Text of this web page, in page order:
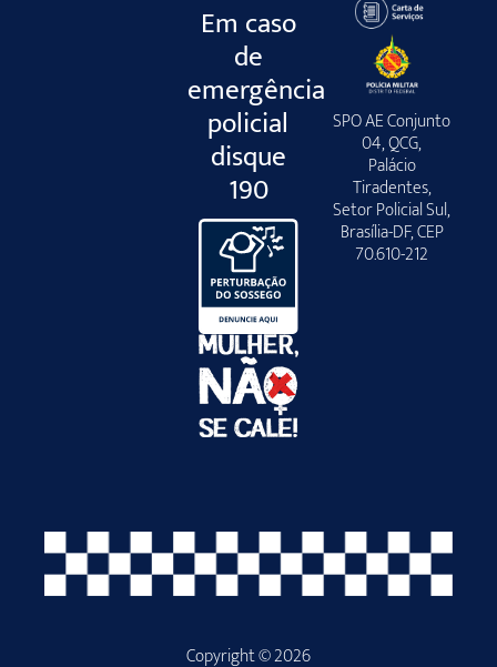
Em caso
de
emergência
policial
disque
190
SPO AE Conjunto
04, QCG,
Palácio
Tiradentes,
Setor Policial Sul,
Brasília-DF, CEP
70.610-212
Copyright © 2026